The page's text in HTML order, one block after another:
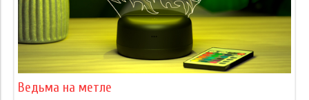
Ведьма на метле